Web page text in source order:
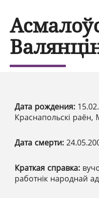
Дата рождения:
Краснапольскі раён,
Дата смерти:
Краткая справка:
работнік народнай